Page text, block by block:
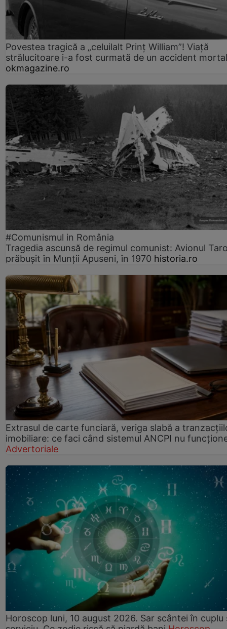
Povestea tragică a „celuilalt Prinț William”! Viață
strălucitoare i-a fost curmată de un accident mortal
okmagazine.ro
#Comunismul in România
Tragedia ascunsă de regimul comunist: Avionul
prăbușit în Munții Apuseni, în 1970 historia.ro
Extrasul de carte funciară, veriga slabă a
imobiliare: ce faci când sistemul ANCPI nu
Advertoriale
Horoscop luni, 10 august 2026. Sar scântei în cuplu